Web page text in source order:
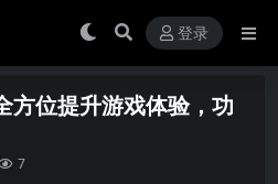
登录
方位提升游戏体验，功
7